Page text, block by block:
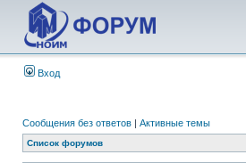
Вход
Сообщения без ответов | Активные темы
Список форумов